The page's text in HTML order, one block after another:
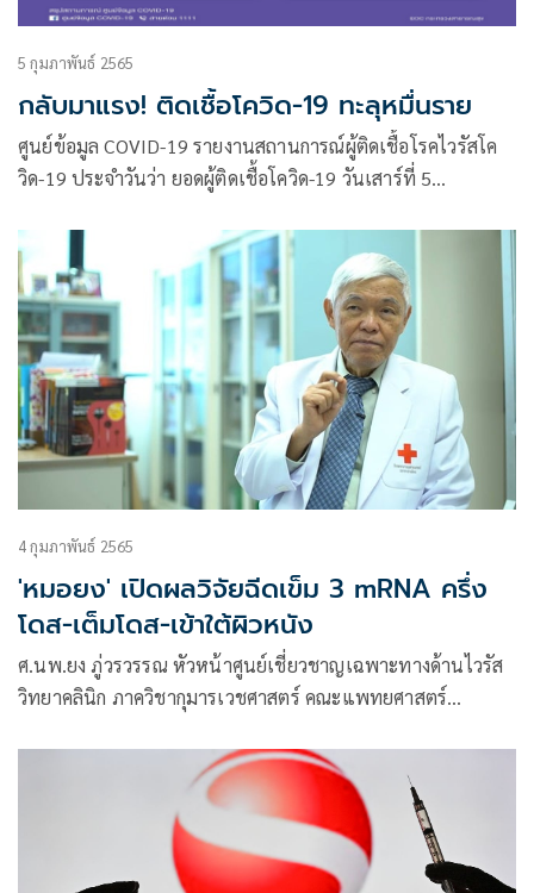
5 กุมภาพันธ์ 2565
กลับมาแรง! ติดเชื้อโควิด-19 ทะลุหมื่นราย
ศูนย์ข้อมูล COVID-19 รายงานสถานการณ์ผู้ติดเชื้อโรคไวรัสโค
วิด-19 ประจำวันว่า ยอดผู้ติดเชื้อโควิด-19 วันเสาร์ที่ 5
4 กุมภาพันธ์ 2565
'หมอยง' เปิดผลวิจัยฉีดเข็ม 3 mRNA ครึ่ง
โดส-เต็มโดส-เข้าใต้ผิวหนัง
ศ.นพ.ยง ภู่วรวรรณ หัวหน้าศูนย์เชี่ยวชาญเฉพาะทางด้านไวรัส
วิทยาคลินิก ภาควิชากุมารเวชศาสตร์ คณะแพทยศาสตร์
วิด การให้วัคซีน mRNA ขนาดครึ่งโดส เต็มโดส และเข้าใต้